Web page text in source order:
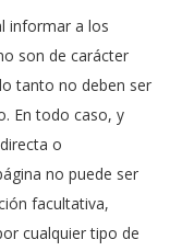
informar a los
son de carácter
tanto no deben ser
En todo caso, y
o
no puede ser
facultativa,
cualquier tipo de